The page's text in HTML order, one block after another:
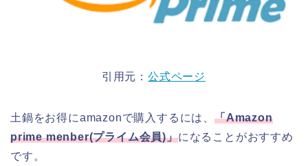
引用元：公式ページ
土鍋をお得にamazonで購入するには、 「Amazon
prime menber(プライム会員)」になることがおすすめ
です。